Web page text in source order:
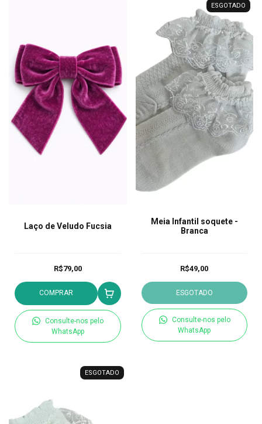
Laço de Veludo Fucsia
R$79,00
COMPRAR
Consulte-nos pelo
WhatsApp
ESGOTADO
Meia Infantil soquete -
Branca
R$49,00
ESGOTADO
Consulte-nos pelo
WhatsApp
ESGOTADO